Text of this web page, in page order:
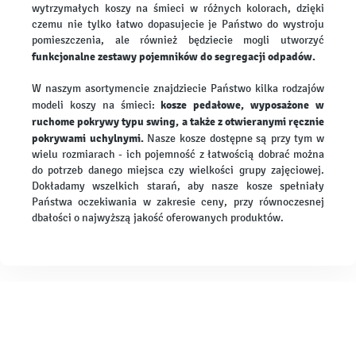
wytrzymałych koszy na śmieci w różnych kolorach, dzięki
czemu nie tylko łatwo dopasujecie je Państwo do wystroju
pomieszczenia, ale również będziecie mogli utworzyć
funkcjonalne zestawy pojemników do segregacji odpadów.
W naszym asortymencie znajdziecie Państwo kilka rodzajów
modeli koszy na śmieci:kosze pedałowe, wyposażone w
ruchome pokrywy typu swing, a także z otwieranymi ręcznie
pokrywami uchylnymi.Nasze kosze dostępne są przy tym w
wielu rozmiarach - ich pojemność z łatwością dobrać można
do potrzeb danego miejsca czy wielkości grupy zajęciowej.
Dokładamy wszelkich starań, aby nasze kosze spełniały
Państwa oczekiwania w zakresie ceny, przy równoczesnej
dbałości o najwyższą jakość oferowanych produktów.